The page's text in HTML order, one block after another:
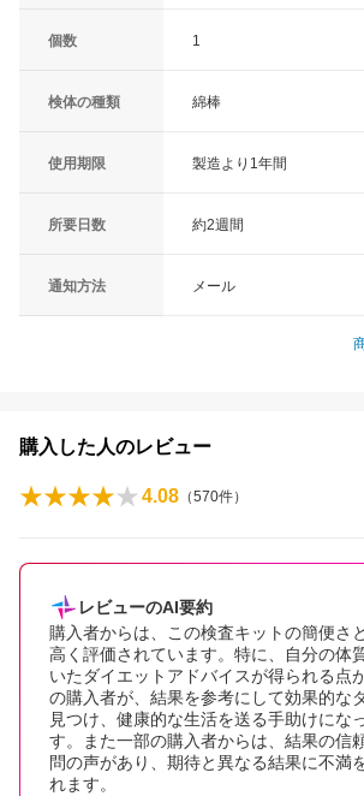
個数 1
検体の種類 綿棒
使用期限 製造より1年間
所要日数 約2週間
通知方法 メール
購入した人のレビュー
4.08 （570件）
レビューのAI要約
購入者からは、この検査キットの簡便さ
高く評価されています。特に、自分の体
いたダイエットアドバイスが得られる点
の購入者が、結果を参考にして効果的な
見つけ、健康的な生活を送る手助けにな
す。また一部の購入者からは、結果の信
問の声があり、期待と異なる結果に不満
れます。